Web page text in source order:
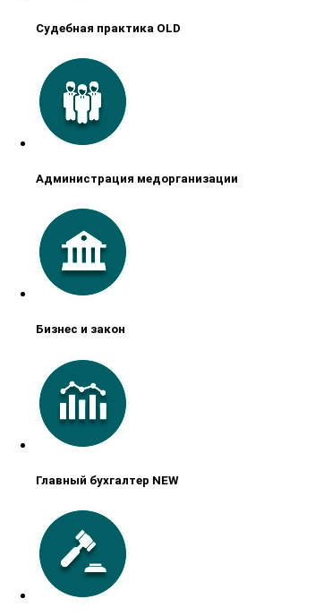
Судебная практика OLD
Администрация медорганизации
Бизнес и закон
Главный бухгалтер NEW